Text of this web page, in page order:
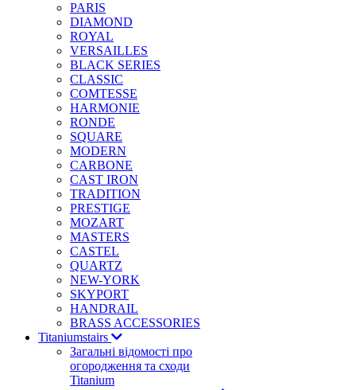
PARIS
DIAMOND
ROYAL
VERSAILLES
BLACK SERIES
CLASSIC
COMTESSE
HARMONIE
RONDE
SQUARE
MODERN
CARBONE
CAST IRON
TRADITION
PRESTIGE
MOZART
MASTERS
CASTEL
QUARTZ
NEW-YORK
SKYPORT
HANDRAIL
BRASS ACCESSORIES
Titaniumstairs
Загальні відомості про
огородження та сходи
Titanium